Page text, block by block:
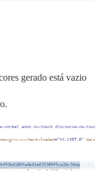
gerado está vazio